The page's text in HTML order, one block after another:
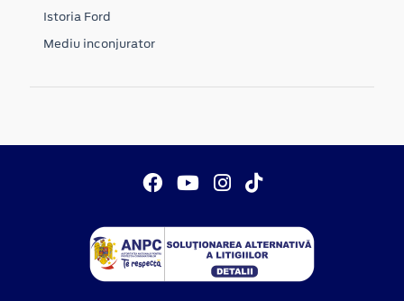
Istoria Ford
Mediu inconjurator